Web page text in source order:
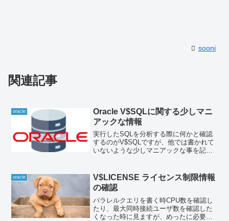
sooni
関連記事
oracle
Oracle V$SQLに関する少しマニ
アックな情報
実行したSQLを分析する際に何かと確認
するのがV$SQLですが、他では書かれて
いないような少しマニアックな事を記載
項目です。EXECUTIONS、CPU_TIME、
ELAPSED_TIME等累積値で持つ項目がい
くつかありますが、これらは
LAST_LOAD_TIMEが更新されるタイミ
ングでリセットされる点気を付けましょ
う。
oracle
V$LICENSE ライセンス制限情報
の確認
パラレルクエリを書く時CPU数を確認し
たり、最大同時接続ユーザ数を確認した
くなった時に見ますが、めったに必要性